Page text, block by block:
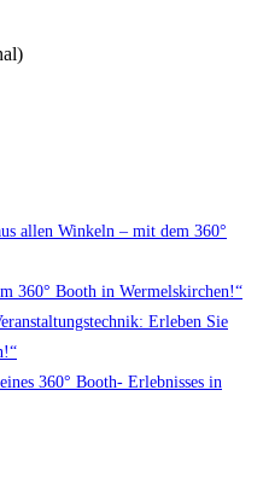
allen Winkeln – mit dem 360°
360° Booth in Wermelskirchen!“
Erleben Sie
360° Booth- Erlebnisses in